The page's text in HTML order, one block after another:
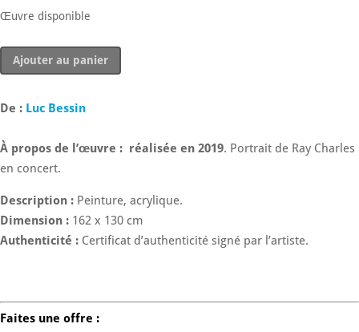
Œuvre disponible
quantité
of
Ajouter au panier
De : Luc Bessin
À propos de l’œuvre : réalisée en 2019. Portrait de Ray Charles
en concert.
Description : Peinture, acrylique.
Dimension : 162 x 130 cm
Authenticité : Certificat d’authenticité signé par l’artiste.
Faites une offre :